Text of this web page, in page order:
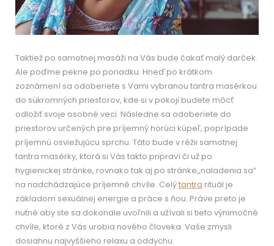
Taktiež po samotnej masáži na Vás bude čakať malý darček.
Ale poďme pekne po poriadku. Hneď po krátkom
zoznámení sa odoberiete s Vami vybranou tantra masérkou
do súkromných priestorov, kde si v pokoji budete môcť
odložiť svoje osobné veci. Následne sa odoberiete do
priestorov určených pre príjemný horúci kúpeľ, poprípade
príjemnú osviežujúcu sprchu. Táto bude v réžii samotnej
tantra masérky, ktorá si Vás takto pripraví či už po
hygienickej stránke, rovnako tak aj po stránke,,naladenia sa“
na nadchádzajúce príjemné chvíle. Celýtantra rituál je
základom sexuálnej energie a práce s ňou. Práve preto je
nutné aby ste sa dokonale uvoľnili a užívali si tieto výnimočné
chvíle, ktoré z Vás urobia nového človeka. Vaše zmysli
dosiahnu najvyššieho relaxu a oddychu.